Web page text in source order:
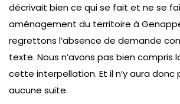
décrivait bien ce qui se fait et ne se
aménagement du territoire à
regrettons l’absence de demande
texte. Nous n’avons pas bien compris
cette interpellation. Et il n’y aura
aucune suite.